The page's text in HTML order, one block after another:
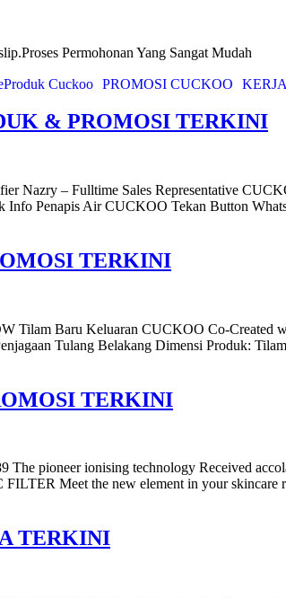
Permohonan Yang Sangat Mudah
Produk Cuckoo PROMOSI CUCKOO
& PROMOSI TERKINI
– Fulltime Sales Representative
Info Penapis Air CUCKOO Tekan Button
TERKINI
Baru Keluaran CUCKOO Co-Created
Tulang Belakang Dimensi Produk:
TERKINI
pioneer ionising technology Received
Meet the new element in your
TERKINI